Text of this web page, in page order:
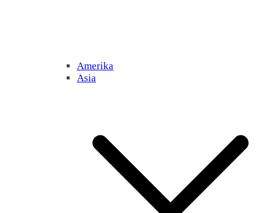
Amerika
Asia